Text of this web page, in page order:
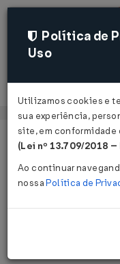
Página Inicial
Decreto nº
Política de
Uso
Utilizamos cookies e
sua experiência,
site, em conformidade
(Lei nº 13.709/2018 –
Ao continuar
nossaPolítica de